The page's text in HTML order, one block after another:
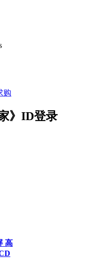
购
》ID登录
高